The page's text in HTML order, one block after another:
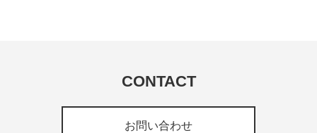
CONTACT
お問い合わせ